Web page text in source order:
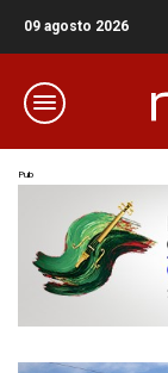
09 agosto 2026
Pub